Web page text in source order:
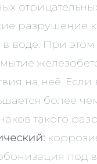
разрушение
воде. При
на неё. Если
более
такого
под